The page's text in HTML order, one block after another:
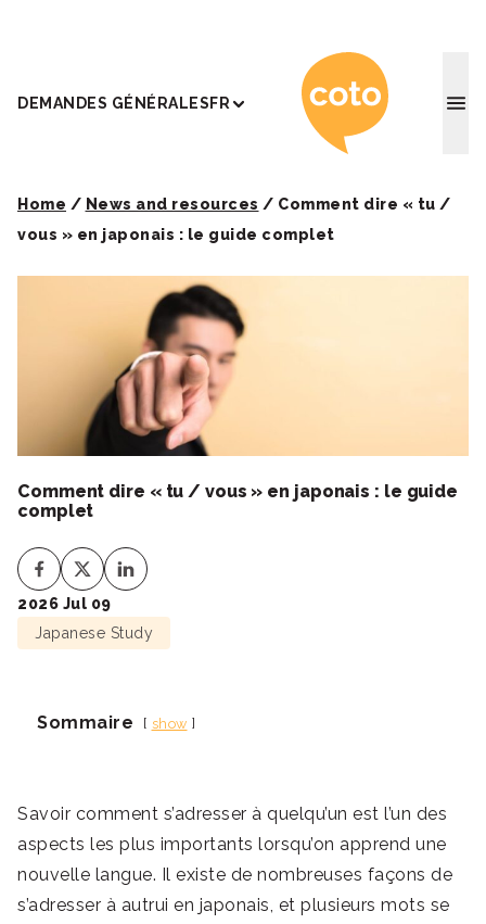
DEMANDES GÉNÉRALESFR Coto
Home / News and resources / Comment dire « tu /
vous » en japonais : le guide complet
Comment dire « tu / vous » en japonais : le guide
complet
2026 Jul 09
Japanese Study
Sommaire show
Savoir comment s’adresser à quelqu’un est l’un des
aspects les plus importants lorsqu’on apprend une
nouvelle langue. Il existe de nombreuses façons de
s’adresser à autrui en japonais, et plusieurs mots se